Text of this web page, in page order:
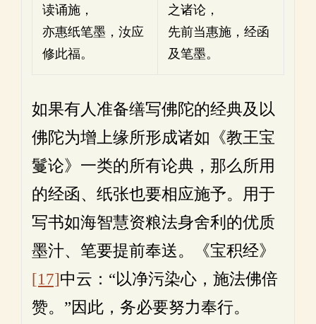
读诵施，
亦惠纸笔墨，汝应
修此福。
之诸论，
先前当惠施，经函
及笔墨。
如果有人准备缮写佛陀的经典及以
佛陀为增上缘所形成诸如《教王宝
鬘论》一类的所有论典，那么所用
的经函、纸张也要相应施予。用于
写书如海智慧资粮法身舍利的优质
墨汁、笔要提前奉送。《宝积经》
[17]中云：“以净污染心，施法佛倍
赞。”因此，务必要努力奉行。